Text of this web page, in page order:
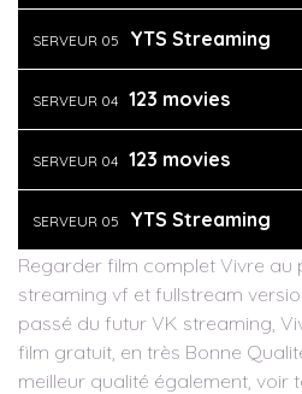
SERVEUR 05 YTS Streaming
SERVEUR 04 123 movies
SERVEUR 04 123 movies
SERVEUR 05 YTS Streaming
Regarder film complet Vivre au
streaming vf et fullstream
passé du futur VK streaming,
film gratuit, en très Bonne
meilleur qualité également, voir